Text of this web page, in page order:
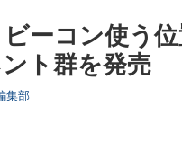
ーコン使う
ト群を発売
集部